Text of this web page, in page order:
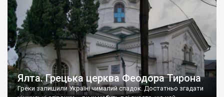
Ялта. Грецька церква Феодора Тирона
Греки залишили Україні чималий спадок. Достатньо згадати